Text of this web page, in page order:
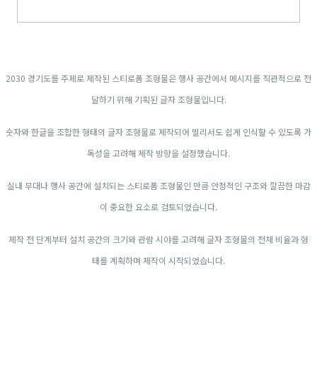
2030 경기도를 주제로 제작된 스티로폼 조형물은 행사 공간에서 메시지를 직관적으로 전
달하기 위해 기획된 글자 조형물입니다.
숫자와 한글을 조합한 형태의 글자 조형물로 제작되어 멀리서도 쉽게 인식할 수 있도록 가
독성을 고려해 제작 방향을 설정했습니다.
실내 무대나 행사 공간에 설치되는 스티로폼 조형물인 만큼 안정적인 구조와 깔끔한 마감
이 중요한 요소로 검토되었습니다.
제작 전 단계부터 설치 공간의 크기와 관람 시야를 고려해 글자 조형물의 전체 비율과 형
태를 계획하며 제작이 시작되었습니다.